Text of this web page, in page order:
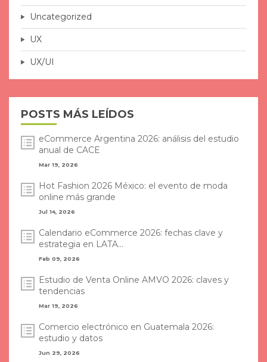
Uncategorized
UX
UX/UI
POSTS MÁS LEÍDOS
eCommerce Argentina 2026: análisis del estudio
anual de CACE
Mar 19, 2026
Hot Fashion 2026 México: el evento de moda
online más grande
Jul 14, 2026
Calendario eCommerce 2026: fechas clave y
estrategia en LATA...
Feb 09, 2026
Estudio de Venta Online AMVO 2026: claves y
tendencias
Mar 19, 2026
Comercio electrónico en Guatemala 2026:
estudio y datos
Jun 29, 2026